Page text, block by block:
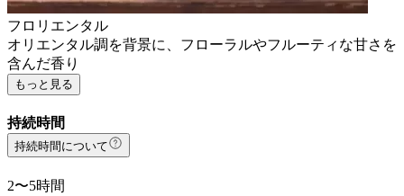
フロリエンタル
オリエンタル調を背景に、フローラルやフルーティな甘さを
含んだ香り
もっと見る
持続時間
持続時間について
2〜5時間